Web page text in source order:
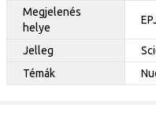
Megjelenés
helye
Jelleg
Témák